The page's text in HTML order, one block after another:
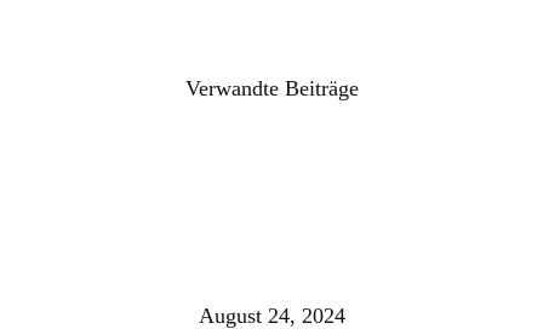
Verwandte Beiträge
August 24, 2024